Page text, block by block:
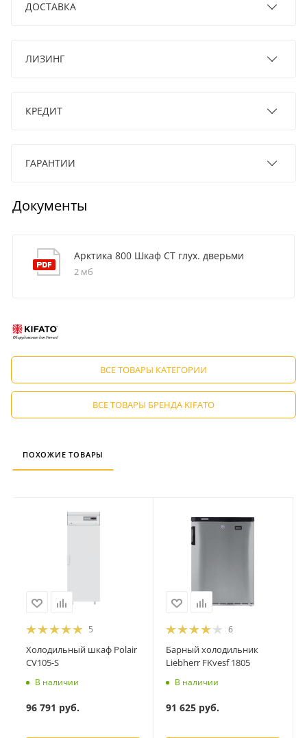
ДОСТАВКА
ЛИЗИНГ
КРЕДИТ
ГАРАНТИИ
Документы
Арктика 800 Шкаф СТ глух. дверьми
2 мб
ВСЕ ТОВАРЫ КАТЕГОРИИ
ВСЕ ТОВАРЫ БРЕНДА KIFATO
ПОХОЖИЕ ТОВАРЫ
5
Холодильный шкаф Polair
CV105-S
В наличии
96 791 руб.
6
Барный холодильник
Liebherr FKvesf 1805
В наличии
91 625руб.